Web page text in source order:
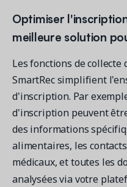
Optimiser
meilleure solution
Les fonctions de collecte
SmartRec simplifient
d'inscription. Par
d'inscription peuvent
des informations
alimentaires, les
médicaux, et toutes les
analysées via votre